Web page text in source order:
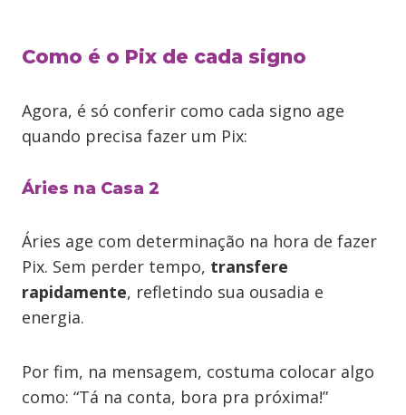
Como é o Pix de cada signo
Agora, é só conferir como cada signo age
quando precisa fazer um Pix:
Áries na Casa 2
Áries age com determinação na hora de fazer
Pix. Sem perder tempo, transfere
rapidamente, refletindo sua ousadia e
energia.
Por fim, na mensagem, costuma colocar algo
como: “Tá na conta, bora pra próxima!”